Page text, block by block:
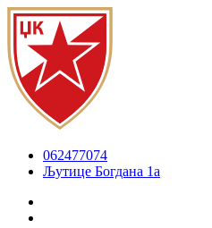
062477074
Љутице Богдана 1а